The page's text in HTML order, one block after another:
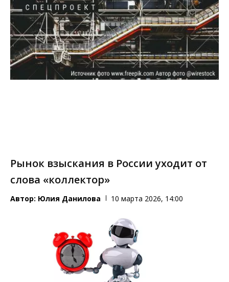
Рынок взыскания в России уходит от
слова «коллектор»
Автор: Юлия Данилова 10 марта 2026, 14:00